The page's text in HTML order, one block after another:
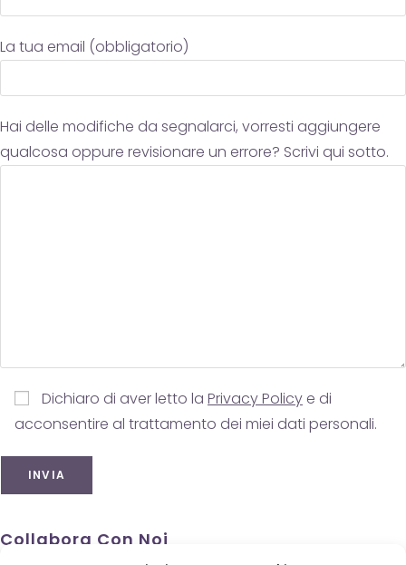
La tua email (obbligatorio)
Hai delle modifiche da segnalarci, vorresti aggiungere
qualcosa oppure revisionare un errore? Scrivi qui sotto.
Dichiaro di aver letto la Privacy Policy e di
acconsentire al trattamento dei miei dati personali.
Collabora Con Noi